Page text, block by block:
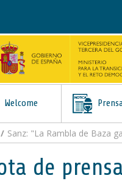
Welcome
/ Sanz: "La Rambla de Baza
de prensa